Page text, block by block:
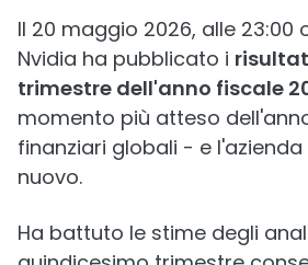
Il 20 maggio 2026, alle 23:00
Nvidia ha pubblicato i
trimestre dell'anno fiscale
momento più atteso
finanziari globali - e l'azienda
nuovo.
Ha battuto le stime degli